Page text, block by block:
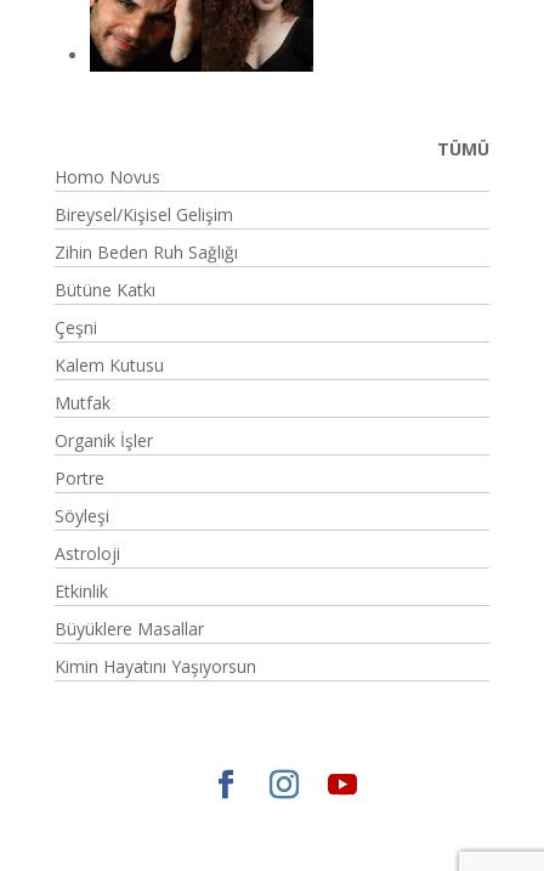
TÜMÜ
Homo Novus
Bireysel/Kişisel Gelişim
Zihin Beden Ruh Sağlığı
Bütüne Katkı
Çeşni
Kalem Kutusu
Mutfak
Organik İşler
Portre
Söyleşi
Astroloji
Etkinlik
Büyüklere Masallar
Kimin Hayatını Yaşıyorsun